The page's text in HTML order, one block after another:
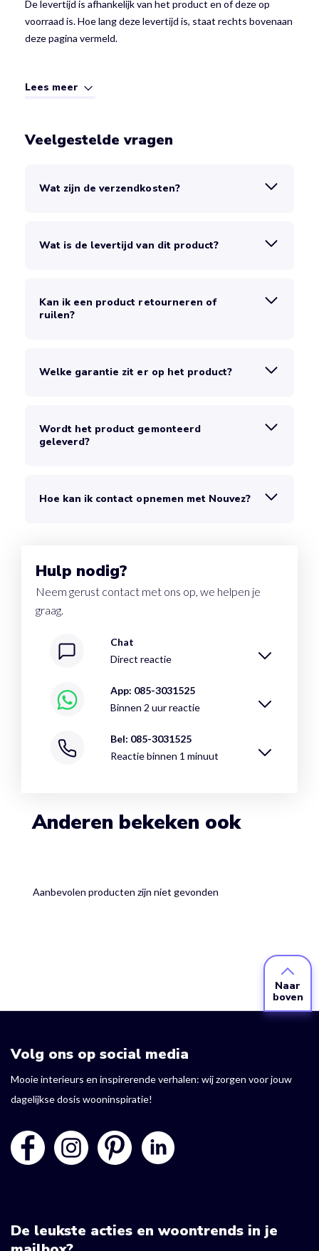
De levertijd is afhankelijk van het product en of deze op
voorraad is. Hoe lang deze levertijd is, staat rechts bovenaan
deze pagina vermeld.
Lees meer
Veelgestelde vragen
Wat zijn de verzendkosten?
Wat is de levertijd van dit product?
Kan ik een product retourneren of
ruilen?
Welke garantie zit er op het product?
Wordt het product gemonteerd
geleverd?
Hoe kan ik contact opnemen met Nouvez?
Hulp nodig?
Neem gerust contact met ons op, we helpen je
graag.
Chat
Direct reactie
App: 085-3031525
Binnen 2 uur reactie
Bel: 085-3031525
Reactie binnen 1 minuut
Anderen bekeken ook
Aanbevolen producten zijn niet gevonden
Naar
boven
Volg ons op social media
Mooie interieurs en inspirerende verhalen: wij zorgen voor jouw
dagelijkse dosis wooninspiratie!
De leukste acties en woontrends in je